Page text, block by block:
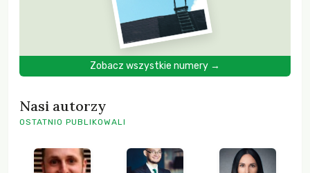
Zobacz wszystkie numery →
Nasi autorzy
OSTATNIO PUBLIKOWALI